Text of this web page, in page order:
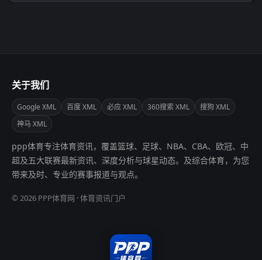
关于我们
Google XML 百度 XML 必应 XML 360搜索 XML
搜狗 XML
神马 XML
ppp体育专注体育资讯，覆盖篮球、足球、NBA、CBA、欧冠、中
超及五大联赛最新资讯、深度分析与球星动态。及综合体育，为您
带来及时、专业的赛事报道与观点。
© 2026 PPP体育网 · 体育资讯门户